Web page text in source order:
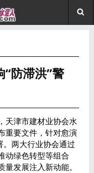
防滞洪”警
津市建材业协会水
重要文件，针对愈演
两大行业协会通过
动绿色转型等组合
发展注入新动能。